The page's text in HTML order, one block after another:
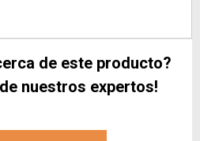
de este producto?
nuestros expertos!